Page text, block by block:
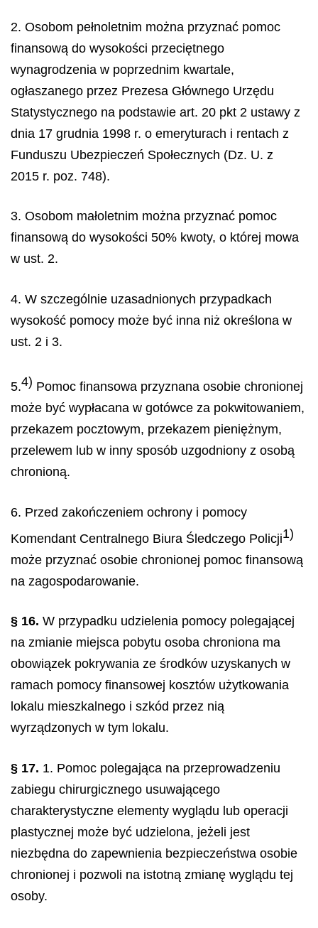
2. Osobom pełnoletnim można przyznać pomoc
finansową do wysokości przeciętnego
wynagrodzenia w poprzednim kwartale,
ogłaszanego przez Prezesa Głównego Urzędu
Statystycznego na podstawie art. 20 pkt 2 ustawy z
dnia 17 grudnia 1998 r. o emeryturach i rentach z
Funduszu Ubezpieczeń Społecznych (Dz. U. z
2015 r. poz. 748).
3. Osobom małoletnim można przyznać pomoc
finansową do wysokości 50% kwoty, o której mowa
w ust. 2.
4. W szczególnie uzasadnionych przypadkach
wysokość pomocy może być inna niż określona w
ust. 2 i 3.
5.4) Pomoc finansowa przyznana osobie chronionej
może być wypłacana w gotówce za pokwitowaniem,
przekazem pocztowym, przekazem pieniężnym,
przelewem lub w inny sposób uzgodniony z osobą
chronioną.
6. Przed zakończeniem ochrony i pomocy
Komendant Centralnego Biura Śledczego Policji1)
może przyznać osobie chronionej pomoc finansową
na zagospodarowanie.
§ 16. W przypadku udzielenia pomocy polegającej
na zmianie miejsca pobytu osoba chroniona ma
obowiązek pokrywania ze środków uzyskanych w
ramach pomocy finansowej kosztów użytkowania
lokalu mieszkalnego i szkód przez nią
wyrządzonych w tym lokalu.
§ 17. 1. Pomoc polegająca na przeprowadzeniu
zabiegu chirurgicznego usuwającego
charakterystyczne elementy wyglądu lub operacji
plastycznej może być udzielona, jeżeli jest
niezbędna do zapewnienia bezpieczeństwa osobie
chronionej i pozwoli na istotną zmianę wyglądu tej
osoby.